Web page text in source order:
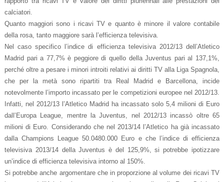
calciatori.
Quanto maggiori sono i ricavi TV e quanto è minore il valore contabile
della rosa, tanto maggiore sarà l’efficienza televisiva.
Nel caso specifico l’indice di efficienza televisiva 2012/13 dell’Atletico
Madrid pari a 77,7% è peggiore di quello della Juventus pari al 137,1%,
perché oltre a pesare i minori introiti relativi ai diritti TV alla Liga Spagnola,
che per la metà sono ripartiti tra Real Madrid e Barcellona, incide
notevolmente l’importo incassato per le competizioni europee nel 2012/13.
Infatti, nel 2012/13 l’Atletico Madrid ha incassato solo 5,4 milioni di Euro
dall’Europa League, mentre la Juventus, nel 2012/13 incassò oltre 65
milioni di Euro. Considerando che nel 2013/14 l’Atletico ha già incassato
dalla Champions League 50.0480.000 Euro e che l’indice di efficienza
televisiva 2013/14 della Juventus è del 125,9%, si potrebbe ipotizzare
un’indice di efficienza televisiva intorno al 150%.
Si potrebbe anche argomentare che in proporzione al volume dei ricavi TV